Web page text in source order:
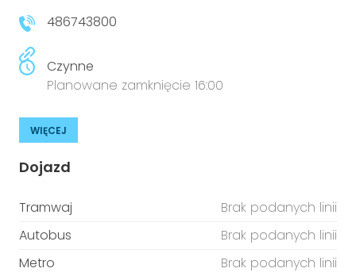
486743800
Czynne
Planowane zamknięcie 16:00
WIĘCEJ
Dojazd
Tramwaj
Brak podanych linii
Autobus
Brak podanych linii
Metro
Brak podanych linii